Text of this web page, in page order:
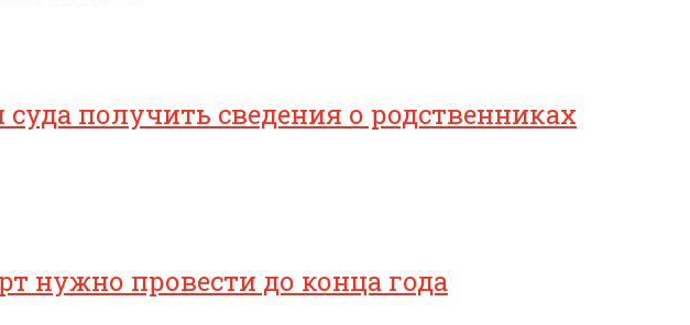
получить сведения о родственниках
нужно провести до конца года